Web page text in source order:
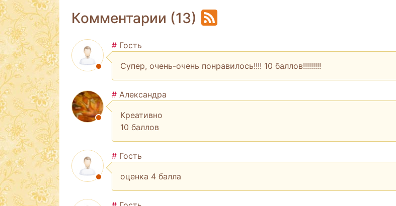
Комментарии (13)
# Гость
Супер, очень-очень понравилось!!!! 10 баллов!!!!!!!!!
# Александра
Креативно
10 баллов
# Гость
оценка 4 балла